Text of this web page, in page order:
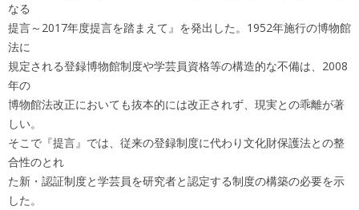
なる
提言～2017年度提言を踏まえて』を発出した。1952年施行の博物館
法に
規定される登録博物館制度や学芸員資格等の構造的な不備は、2008
年の
博物館法改正においても抜本的には改正されず、現実との乖離が著
しい。
そこで『提言』では、従来の登録制度に代わり文化財保護法との整
合性のとれ
た新・認証制度と学芸員を研究者と認定する制度の構築の必要を示
した。